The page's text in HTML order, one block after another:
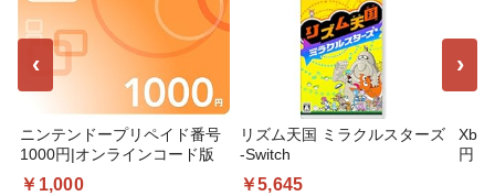
‹
ニンテンドープリペイド番号
1000円|オンラインコード版
￥1,000
リズム天国 ミラクルスターズ
-Switch
￥5,645
円
›